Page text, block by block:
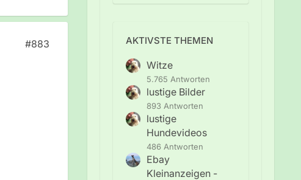
#883 AKTIVSTE THEMEN
Witze
5.765 Antworten
lustige Bilder
893 Antworten
lustige
Hundevideos
486 Antworten
Ebay
Kleinanzeigen -